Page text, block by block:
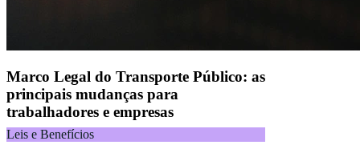
Marco Legal do Transporte Público: as
principais mudanças para
trabalhadores e empresas
Leis e Benefícios